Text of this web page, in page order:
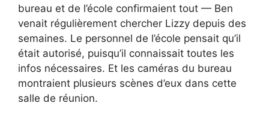
bureau et de l’école confirmaient tout — Ben
venait régulièrement chercher Lizzy depuis des
semaines. Le personnel de l’école pensait qu’il
était autorisé, puisqu’il connaissait toutes les
infos nécessaires. Et les caméras du bureau
montraient plusieurs scènes d’eux dans cette
salle de réunion.